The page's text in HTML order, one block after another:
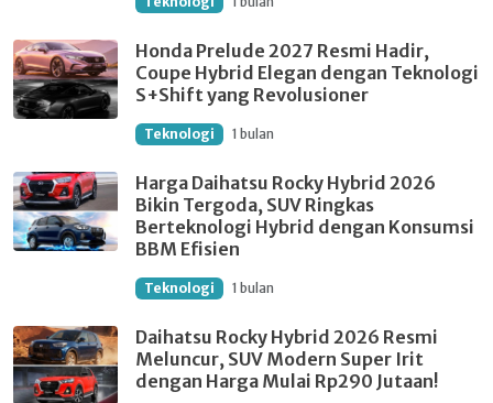
Honda Prelude 2027 Resmi Hadir,
Coupe Hybrid Elegan dengan Teknologi
S+Shift yang Revolusioner
Teknologi 1 bulan
Harga Daihatsu Rocky Hybrid 2026
Bikin Tergoda, SUV Ringkas
Berteknologi Hybrid dengan Konsumsi
BBM Efisien
Teknologi 1 bulan
Daihatsu Rocky Hybrid 2026 Resmi
Meluncur, SUV Modern Super Irit
dengan Harga Mulai Rp290 Jutaan!